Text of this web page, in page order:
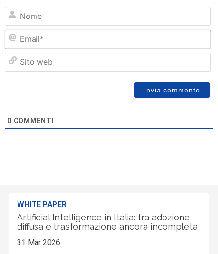
0 COMMENTI
WHITE PAPER
Artificial Intelligence in Italia: tra adozione
diffusa e trasformazione ancora incompleta
31 Mar 2026